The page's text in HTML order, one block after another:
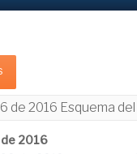
de 2016 Esquema
2016